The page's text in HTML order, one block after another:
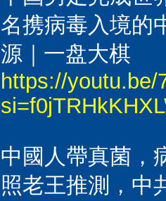
名携病毒入境的
源｜一盘大棋
https://youtu.be/
中國人帶真菌，
照老王推測，中